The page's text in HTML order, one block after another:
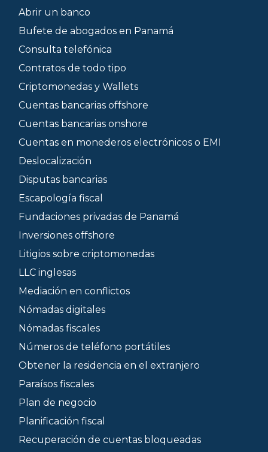
Abrir un banco
Bufete de abogados en Panamá
Consulta telefónica
Contratos de todo tipo
Criptomonedas y Wallets
Cuentas bancarias offshore
Cuentas bancarias onshore
Cuentas en monederos electrónicos o EMI
Deslocalización
Disputas bancarias
Escapología fiscal
Fundaciones privadas de Panamá
Inversiones offshore
Litigios sobre criptomonedas
LLC inglesas
Mediación en conflictos
Nómadas digitales
Nómadas fiscales
Números de teléfono portátiles
Obtener la residencia en el extranjero
Paraísos fiscales
Plan de negocio
Planificación fiscal
Recuperación de cuentas bloqueadas